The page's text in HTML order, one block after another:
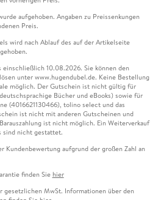
aufgehoben. Angaben zu Preissenkungen
Preis.
wird nach Ablauf des auf der Artikelseite
einschließlich 10.08.2026. Sie können den
unter www.hugendubel.de. Keine Bestellung
möglich. Der Gutschein ist nicht gültig für
Bücher und eBooks) sowie für
(4016621130466), tolino select und das
ist nicht mit anderen Gutscheinen und
ist nicht möglich. Ein Weiterverkauf
sind nicht gestattet.
Kundenbewertung aufgrund der großen Zahl an
finden Sie hier
gesetzlichen MwSt. Informationen über den